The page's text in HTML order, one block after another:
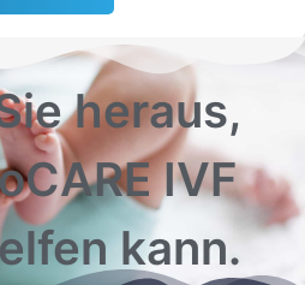
heraus,
IVF
kann.